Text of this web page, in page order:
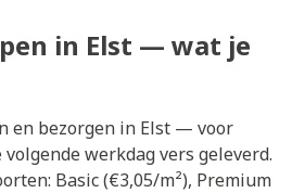
in Elst — wat je
en bezorgen in Elst — voor
volgende werkdag vers geleverd.
Basic (€3,05/m²), Premium